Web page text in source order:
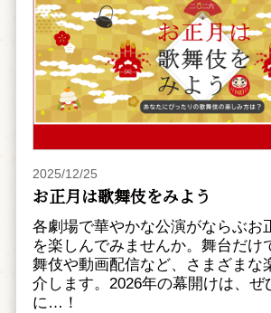
2025/12/25
お正月は歌舞伎をみよう
各劇場で華やかな公演がならぶお
を楽しんでみませんか。舞台だけ
舞伎や動画配信など、さまざまな
介します。2026年の幕開けは、ぜ
に…！